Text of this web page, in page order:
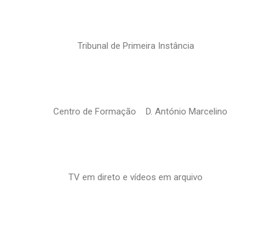
Tribunal de Primeira Instância
Centro de Formação D. António Marcelino
TV em direto e vídeos em arquivo